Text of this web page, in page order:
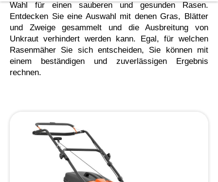
Wahl für einen sauberen und gesunden Rasen.
Entdecken Sie eine Auswahl mit denen Gras, Blätter
und Zweige gesammelt und die Ausbreitung von
Unkraut verhindert werden kann. Egal, für welchen
Rasenmäher Sie sich entscheiden, Sie können mit
einem beständigen und zuverlässigen Ergebnis
rechnen.